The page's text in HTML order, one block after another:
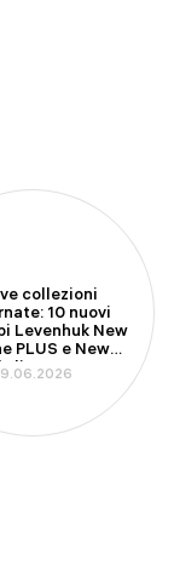
collezioni
10 nuovi
Levenhuk New
PLUS e New
PRO